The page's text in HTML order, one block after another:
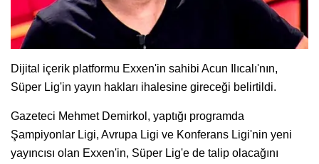
Dijital içerik platformu Exxen'in sahibi Acun Ilıcalı'nın,
Süper Lig'in yayın hakları ihalesine gireceği belirtildi.
Gazeteci Mehmet Demirkol, yaptığı programda
Şampiyonlar Ligi, Avrupa Ligi ve Konferans Ligi'nin yeni
yayıncısı olan Exxen'in, Süper Lig'e de talip olacağını